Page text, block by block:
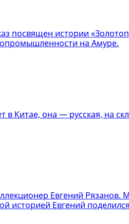
посвящен истории
на Амуре.
Китае, она — русская, на
Евгений Рязанов.
историей Евгений